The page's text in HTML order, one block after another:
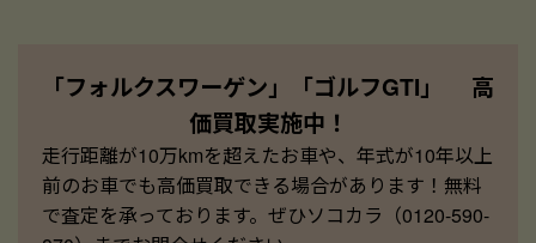
「フォルクスワーゲン」「ゴルフGTI」 高
価買取実施中！
走行距離が10万kmを超えたお車や、年式が10年以上
前のお車でも高価買取できる場合があります！無料
で査定を承っております。ぜひソコカラ（0120-590-